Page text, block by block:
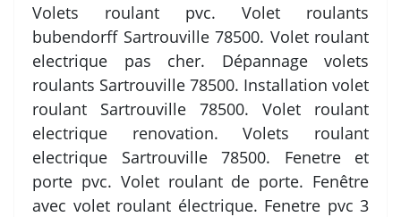
Volets roulant pvc. Volet roulants
bubendorff Sartrouville 78500. Volet roulant
electrique pas cher. Dépannage volets
roulants Sartrouville 78500. Installation volet
roulant Sartrouville 78500. Volet roulant
electrique renovation. Volets roulant
electrique Sartrouville 78500. Fenetre et
porte pvc. Volet roulant de porte. Fenêtre
avec volet roulant électrique. Fenetre pvc 3